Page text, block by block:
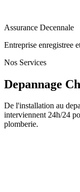
Assurance Decennale
Entreprise enregistree
Nos Services
Depannage
De l'installation au
interviennent 24h/24
plomberie.